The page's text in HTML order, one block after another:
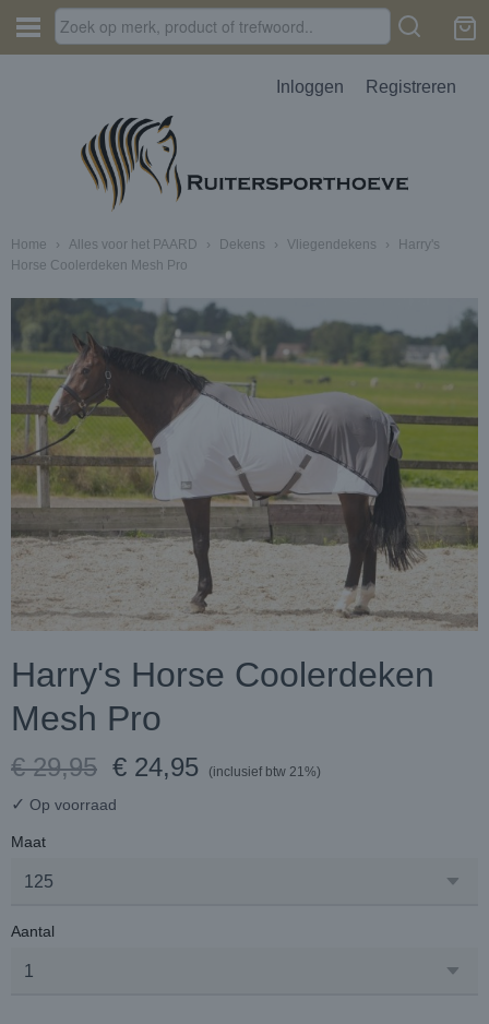
Inloggen Registreren
Home › Alles voor het PAARD › Dekens › Vliegendekens ›
Harry's
Horse Coolerdeken Mesh Pro
Harry's Horse Coolerdeken
Mesh Pro
€ 29,95 € 24,95 (inclusief btw 21%)
✓ Op voorraad
Maat
Aantal